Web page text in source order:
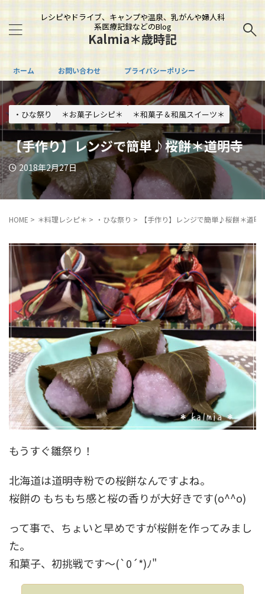
レシピやドライブ、キャンプや温泉、乳がんや婦人科
系医療記録などのBlog
Kalmia＊歳時記
ホーム お問い合わせ プライバシーポリシー
・ひな祭り ＊お菓子レシピ＊ ＊和菓子＆和風スイーツ＊
【手作り】レンジで簡単♪桜餅＊道明寺
2018年2月27日
HOME > ＊料理レシピ＊ > ・ひな祭り > 【手作り】レンジで簡単♪桜餅＊道明
もうすぐ雛祭り！
北海道は道明寺粉での桜餅なんですよね。
桜餅の もちもち感と桜の香りが大好きです(o^^o)
って事で、ちょいと早めですが桜餅を作ってみまし
た。
和菓子、初挑戦です～(`0´*)ﾉ"